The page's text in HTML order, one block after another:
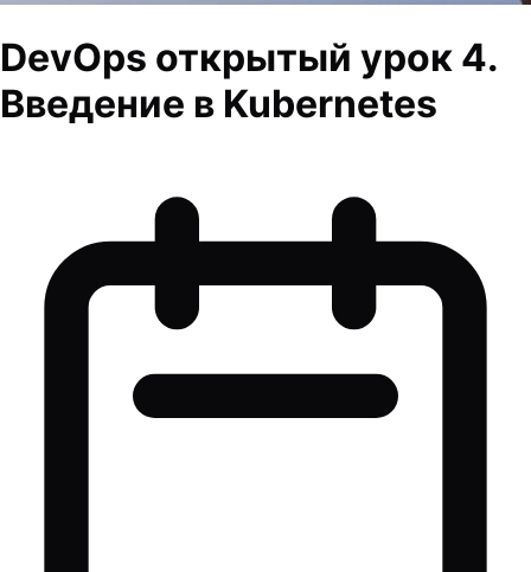
DevOps открытый урок 4.
Введение в Kubernetes